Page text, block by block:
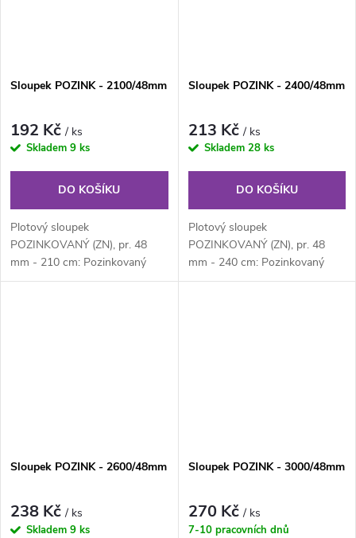
Sloupek POZINK - 2100/48mm
192 Kč/ ks
Skladem 9 ks
DO KOŠÍKU
Plotový sloupek
POZINKOVANÝ (ZN), pr. 48
mm - 210 cm: Pozinkovaný
kulatý plotový sloupek průměru
Sloupek POZINK - 2400/48mm
213 Kč/ ks
Skladem 28 ks
DO KOŠÍKU
Plotový sloupek
POZINKOVANÝ (ZN), pr. 48
mm - 240 cm: Pozinkovaný
kulatý plotový sloupek průměru
Sloupek POZINK - 2600/48mm
238 Kč/ ks
Skladem 9 ks
Sloupek POZINK - 3000/48mm
270 Kč/ ks
7-10 pracovních dnů